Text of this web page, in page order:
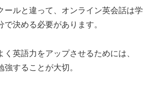
ールと違って、オンライン英会話は学
で決める必要があります。
く英語力をアップさせるためには、
強することが大切。